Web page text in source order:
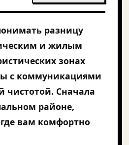
разницу
и жилым
зонах
с коммуникациями
чистотой. Сначала
районе,
вам комфортно